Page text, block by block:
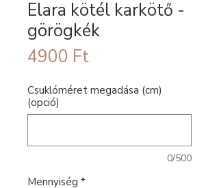
Elara kötél karkötő -
görögkék
4900 FtÁr
Csuklóméret megadása (cm)
(opció)
0/500
Mennyiség *